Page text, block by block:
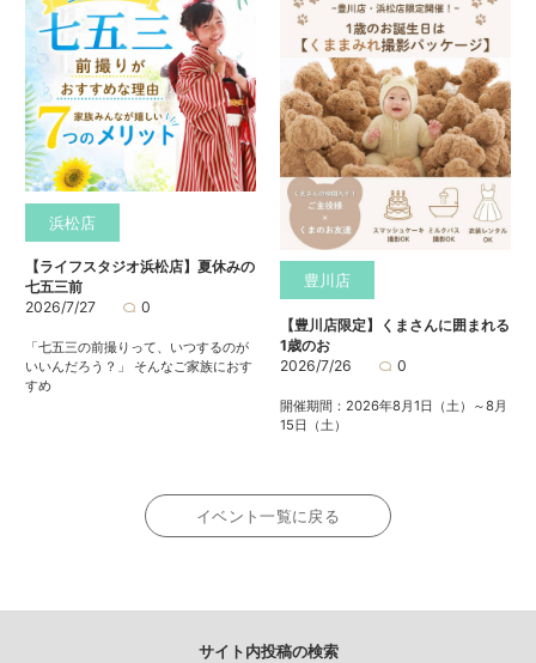
浜松店
【ライフスタジオ浜松店】夏休みの
七五三前
2026/7/27
0
「七五三の前撮りって、いつするのが
いいんだろう？」 そんなご家族におす
すめ
豊川店
【豊川店限定】くまさんに囲まれる
1歳のお
2026/7/26
0
開催期間：2026年8月1日（土）～8月
15日（土）
イベント一覧に戻る
サイト内投稿の検索